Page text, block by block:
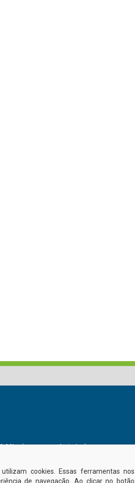
(exceto nos feriados)
cookies. Essas ferramentas nos
de navegação. Ao clicar no botão